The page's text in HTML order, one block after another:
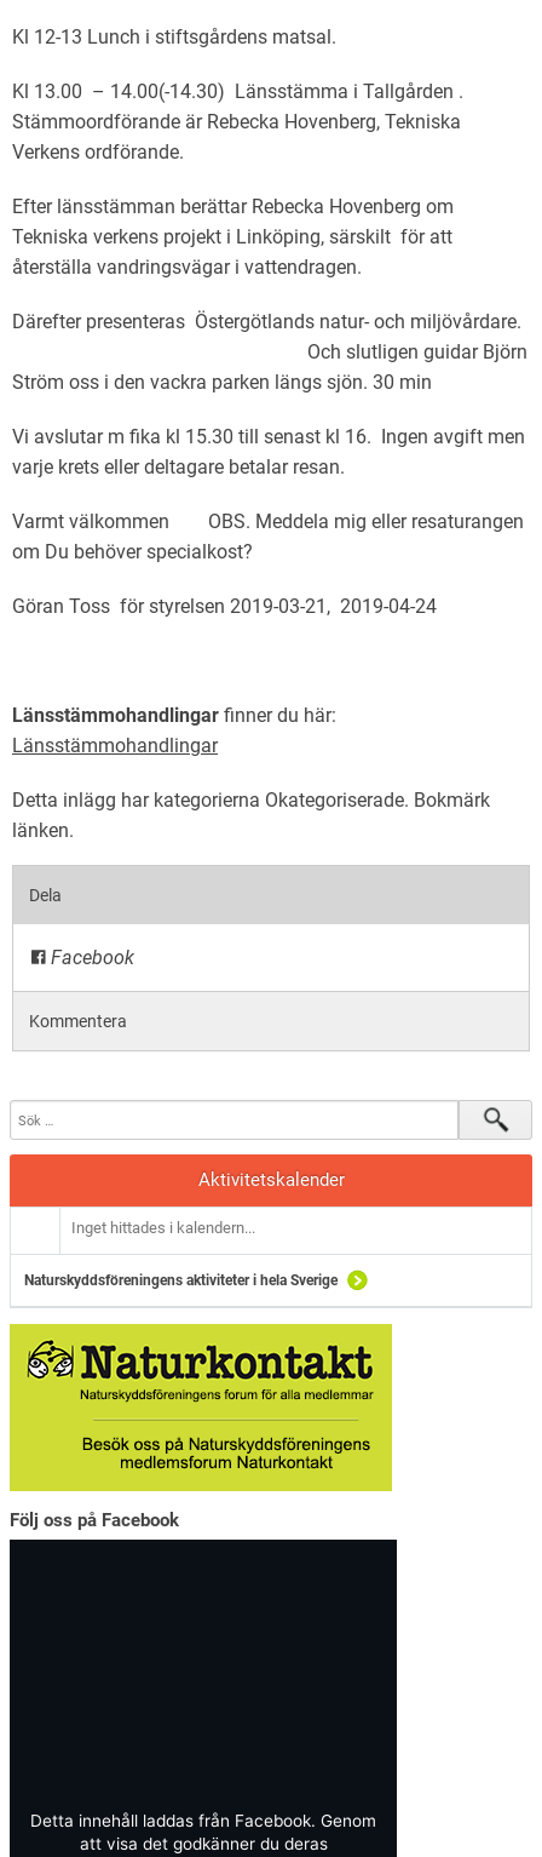
Kl 12-13 Lunch i stiftsgårdens matsal.
Kl 13.00 – 14.00(-14.30) Länsstämma i Tallgården .
Stämmoordförande är Rebecka Hovenberg, Tekniska
Verkens ordförande.
Efter länsstämman berättar Rebecka Hovenberg om
Tekniska verkens projekt i Linköping, särskilt för att
återställa vandringsvägar i vattendragen.
Därefter presenteras Östergötlands natur- och miljövårdare.
Och slutligen guidar Björn
Ström oss i den vackra parken längs sjön. 30 min
Vi avslutar m fika kl 15.30 till senast kl 16. Ingen avgift men
varje krets eller deltagare betalar resan.
Varmt välkommen OBS. Meddela mig eller resaturangen
om Du behöver specialkost?
Göran Toss för styrelsen 2019-03-21, 2019-04-24
Länsstämmohandlingar finner du här:
Länsstämmohandlingar
Detta inlägg har kategorierna Okategoriserade. Bokmärk
länken.
Dela
Facebook
Kommentera
Aktivitetskalender
Inget hittades i kalendern...
Naturskyddsföreningens aktiviteter i hela Sverige
Följ oss på Facebook
Detta innehåll laddas från Facebook. Genom
att visa det godkänner du deras